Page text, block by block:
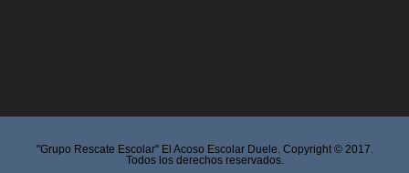
"Grupo Rescate Escolar" El Acoso Escolar Duele. Copyright © 2017.
Todos los derechos reservados.